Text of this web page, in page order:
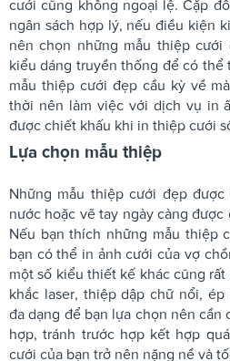
cưới cũng không ngoại lệ. Cặp
ngân sách hợp lý, nếu điều kiện
nên chọn những mẫu thiệp
kiểu dáng truyền thống để có thể
mẫu thiệp cưới đẹp cầu kỳ về
thời nên làm việc với dịch vụ in
được chiết khấu khi in thiệp cưới
Lựa chọn mẫu thiệp
Những mẫu thiệp cưới đẹp
nước hoặc vẽ tay ngày càng
Nếu bạn thích những mẫu thiệp
bạn có thể in ảnh cưới của vợ
một số kiểu thiết kế khác cũng
khắc laser, thiệp dập chữ nổi,
đa dạng để bạn lựa chọn nên cần
hợp, tránh trước hợp kết hợp
cưới của bạn trở nên nặng nề và